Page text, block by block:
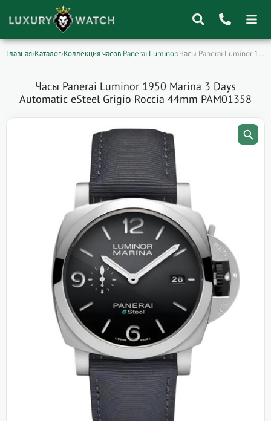
Главная›Каталог›Коллекция часов Panerai Luminor› Часы Panerai Luminor 1950 Marina 3 Days…
Часы Panerai Luminor 1950 Marina 3 Days
Automatic eSteel Grigio Roccia 44mm PAM01358